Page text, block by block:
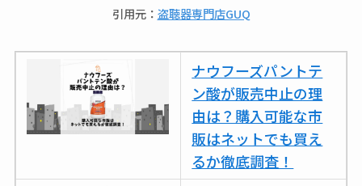
引用元： 盗聴器専門店GUQ
ナウフーズパントテ
ン酸が販売中止の理
由は？購入可能な市
販はネットでも買え
るか徹底調査！